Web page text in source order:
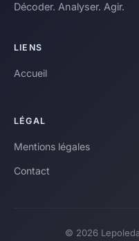
Décoder. Analyser. Agir.
LIENS
Accueil
LÉGAL
Mentions légales
Contact
© 2026